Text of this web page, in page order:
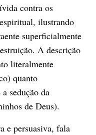
contra os
ilustrando
superficialmente
A descrição
literalmente
quanto
sedução da
de Deus).
e persuasiva, fala